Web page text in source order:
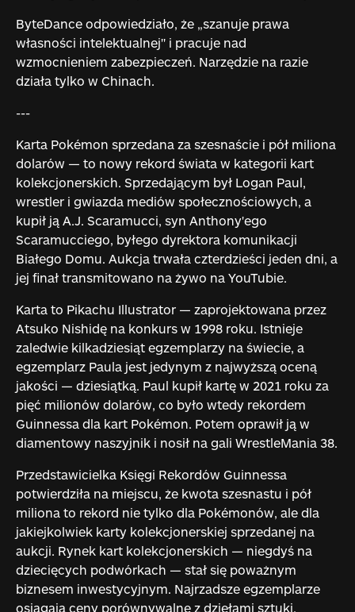
ByteDance odpowiedziało, że „szanuje prawa
własności intelektualnej" i pracuje nad
wzmocnieniem zabezpieczeń. Narzędzie na razie
działa tylko w Chinach.
---
Karta Pokémon sprzedana za szesnaście i pół miliona
dolarów — to nowy rekord świata w kategorii kart
kolekcjonerskich. Sprzedającym był Logan Paul,
wrestler i gwiazda mediów społecznościowych, a
kupił ją A.J. Scaramucci, syn Anthony'ego
Scaramucciego, byłego dyrektora komunikacji
Białego Domu. Aukcja trwała czterdzieści jeden dni, a
jej finał transmitowano na żywo na YouTubie.
Karta to Pikachu Illustrator — zaprojektowana przez
Atsuko Nishidę na konkurs w 1998 roku. Istnieje
zaledwie kilkadziesiąt egzemplarzy na świecie, a
egzemplarz Paula jest jedynym z najwyższą oceną
jakości — dziesiątką. Paul kupił kartę w 2021 roku za
pięć milionów dolarów, co było wtedy rekordem
Guinnessa dla kart Pokémon. Potem oprawił ją w
diamentowy naszyjnik i nosił na gali WrestleMania 38.
Przedstawicielka Księgi Rekordów Guinnessa
potwierdziła na miejscu, że kwota szesnastu i pół
miliona to rekord nie tylko dla Pokémonów, ale dla
jakiejkolwiek karty kolekcjonerskiej sprzedanej na
aukcji. Rynek kart kolekcjonerskich — niegdyś na
dziecięcych podwórkach — stał się poważnym
biznesem inwestycyjnym. Najrzadsze egzemplarze
osiągają ceny porównywalne z dziełami sztuki.